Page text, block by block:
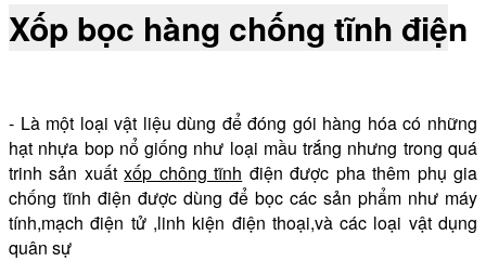
Xốp bọc hàng chống tĩnh điện
- Là một loại vật liệu dùng để đóng gói hàng hóa có những
hạt nhựa bop nổ giống như loại mầu trắng nhưng trong quá
trinh sản xuấtxốp chông tĩnh điện được pha thêm phụ gia
chống tĩnh điện được dùng để bọc các sản phẩm như máy
tính,mạch điện tử ,linh kiện điện thoại,và các loại vật dụng
quân sự